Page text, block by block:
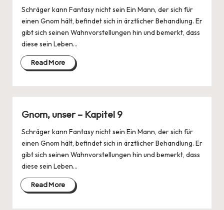
Schräger kann Fantasy nicht sein Ein Mann, der sich für
einen Gnom hält, befindet sich in ärztlicher Behandlung. Er
gibt sich seinen Wahnvorstellungen hin und bemerkt, dass
diese sein Leben…
Read More
Gnom, unser – Kapitel 9
Schräger kann Fantasy nicht sein Ein Mann, der sich für
einen Gnom hält, befindet sich in ärztlicher Behandlung. Er
gibt sich seinen Wahnvorstellungen hin und bemerkt, dass
diese sein Leben…
Read More